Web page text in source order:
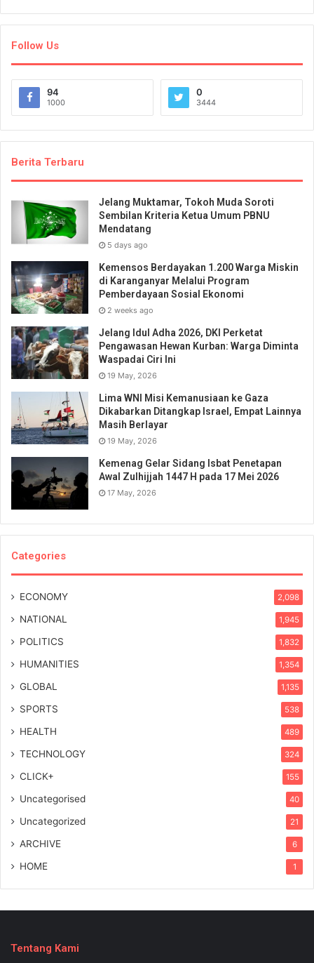
Follow Us
94
1000
0
3444
Berita Terbaru
Jelang Muktamar, Tokoh Muda Soroti
Sembilan Kriteria Ketua Umum PBNU
Mendatang
5 days ago
Kemensos Berdayakan 1.200 Warga Miskin
di Karanganyar Melalui Program
Pemberdayaan Sosial Ekonomi
2 weeks ago
Jelang Idul Adha 2026, DKI Perketat
Pengawasan Hewan Kurban: Warga Diminta
Waspadai Ciri Ini
19 May, 2026
Lima WNI Misi Kemanusiaan ke Gaza
Dikabarkan Ditangkap Israel, Empat Lainnya
Masih Berlayar
19 May, 2026
Kemenag Gelar Sidang Isbat Penetapan
Awal Zulhijjah 1447 H pada 17 Mei 2026
17 May, 2026
Categories
ECONOMY 2,098
NATIONAL 1,945
POLITICS 1,832
HUMANITIES 1,354
GLOBAL 1,135
SPORTS 538
HEALTH 489
TECHNOLOGY 324
CLICK+ 155
Uncategorised 40
Uncategorized 21
ARCHIVE 6
HOME 1
Tentang Kami